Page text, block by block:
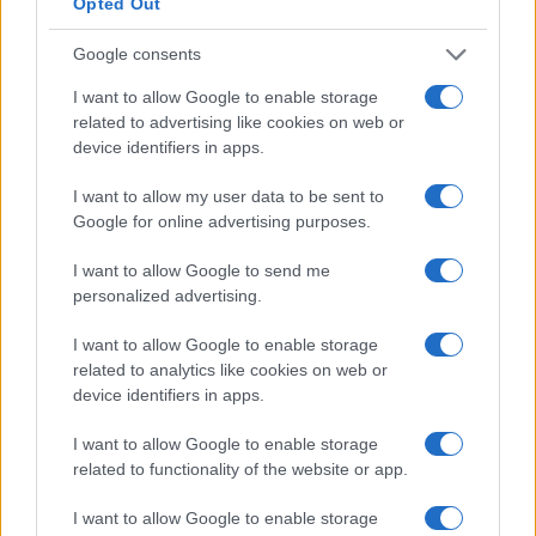
Google consents
I want to allow Google to enable storage
related to advertising like cookies on web or
device identifiers in apps.
I want to allow my user data to be sent to
Google for online advertising purposes.
I want to allow Google to send me
personalized advertising.
I want to allow Google to enable storage
related to analytics like cookies on web or
device identifiers in apps.
I want to allow Google to enable storage
related to functionality of the website or app.
I want to allow Google to enable storage
receptionist uomini in Svizzera guadagnano in
media il 4% in meno rispetto alle loro controparti
donne.
Maschio
Femmina + 4% 65.200 CHF
L’aumento e la diminuzione percentuali sono relativi al
valore precedente
Confronto salariale per sesso in Svizzera per
tutte le carriere
Percentuale media di incremento
salariale annuo receptionist in Svizzera